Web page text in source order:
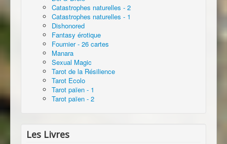
Catastrophes naturelles - 2
Catastrophes naturelles - 1
Dishonored
Fantasy érotique
Fournier - 26 cartes
Manara
Sexual Magic
Tarot de la Résilience
Tarot Ecolo
Tarot païen - 1
Tarot païen - 2
Les Livres